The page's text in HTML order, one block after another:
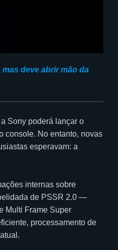
deve abrir mão da
Sony poderá lançar o
console. No entanto, novas
esperavam: a
internas sobre
de PSSR 2.0 —
Multi Frame Super
processamento de